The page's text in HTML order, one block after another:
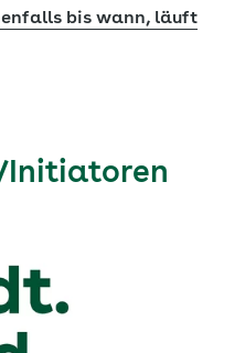
bis wann, läuft
Initiatoren